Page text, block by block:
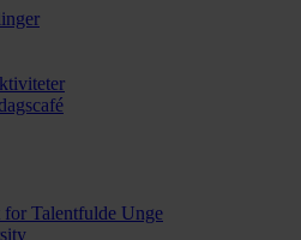
for Talentfulde Unge